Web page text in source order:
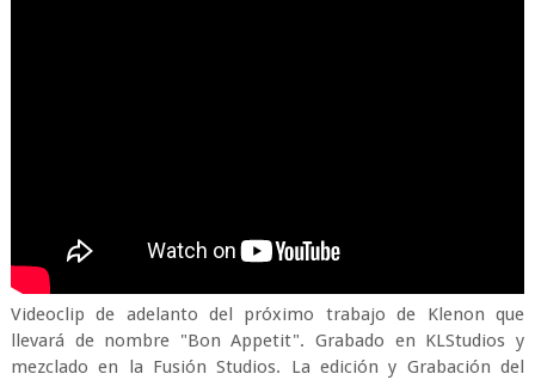
Videoclip de adelanto del próximo trabajo de Klenon que
llevará de nombre "Bon Appetit". Grabado en KLStudios y
mezclado en la Fusión Studios. La edición y Grabación del